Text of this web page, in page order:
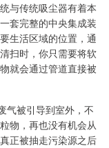
与传统吸尘器有着本
套完整的中央集成装
生活区域的位置，通
扫时，你只需要将软
就会通过管道直接被
气被引导到室外，不
物，再也没有机会从
正被抽走污染源之后